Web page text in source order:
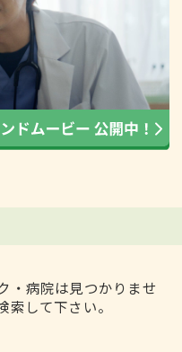
・病院は見つかりませ
して下さい。